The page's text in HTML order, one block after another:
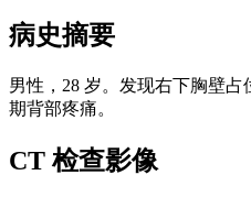
病史摘要
男性，28 岁。发现右下胸壁
期背部疼痛。
CT 检查影像